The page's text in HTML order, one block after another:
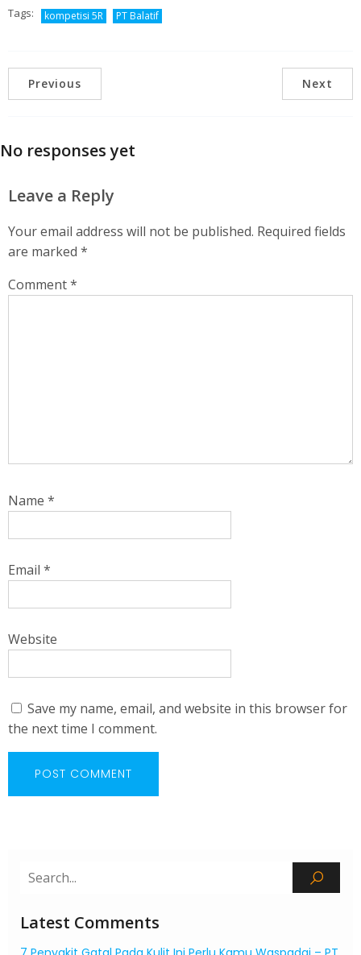
Tags: kompetisi 5R PT Balatif
Previous Next
No responses yet
Leave a Reply
Your email address will not be published. Required fields
are marked *
Comment*
Name *
Email *
Website
Save my name, email, and website in this browser for
the next time I comment.
Latest Comments